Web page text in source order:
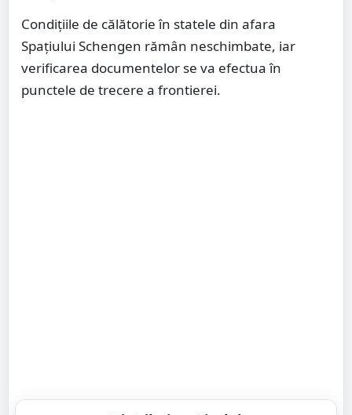
Condițiile de călătorie în statele din afara
Spațiului Schengen rămân neschimbate, iar
verificarea documentelor se va efectua în
punctele de trecere a frontierei.